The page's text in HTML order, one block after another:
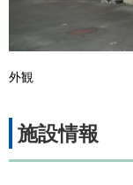
外観
施設情報